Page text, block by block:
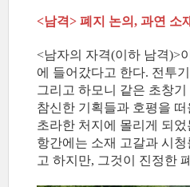
<남격> 폐지 논의, 과연 소
<남자의 자격(이하 남격)>
에 들어갔다고 한다. 전투
그리고 하모니 같은 초창
참신한 기획들과 호평을
초라한 처지에 몰리게 되
항간에는 소재 고갈과 시
고 하지만, 그것이 진정한